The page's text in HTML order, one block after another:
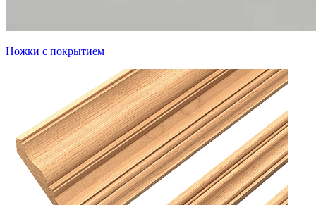
Ножки с покрытием